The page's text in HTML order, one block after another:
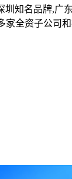
知名品牌,广
全资子公司